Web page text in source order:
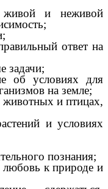
и неживой
ответ на
задачи;
об условиях для
на земле;
животных и птицах,
и условиях
познания;
любовь к природе и